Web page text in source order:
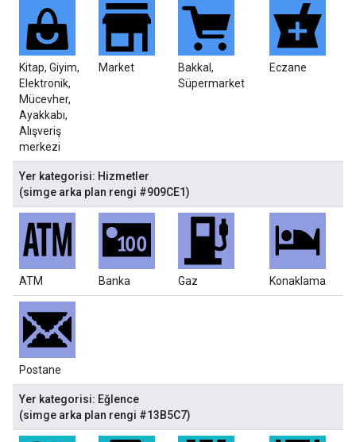
Kitap, Giyim,
Elektronik,
Mücevher,
Ayakkabı,
Alışveriş
merkezi
Market
Bakkal,
Süpermarket
Eczane
Yer kategorisi: Hizmetler
(simge arka plan rengi #909CE1)
ATM Banka Gaz Konaklama
Postane
Yer kategorisi: Eğlence
(simge arka plan rengi #13B5C7)